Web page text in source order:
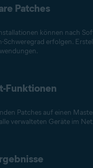
Patches
können nach
Schweregrad erfolgen.
Funktionen
Patches auf einen
verwalteten Geräte im